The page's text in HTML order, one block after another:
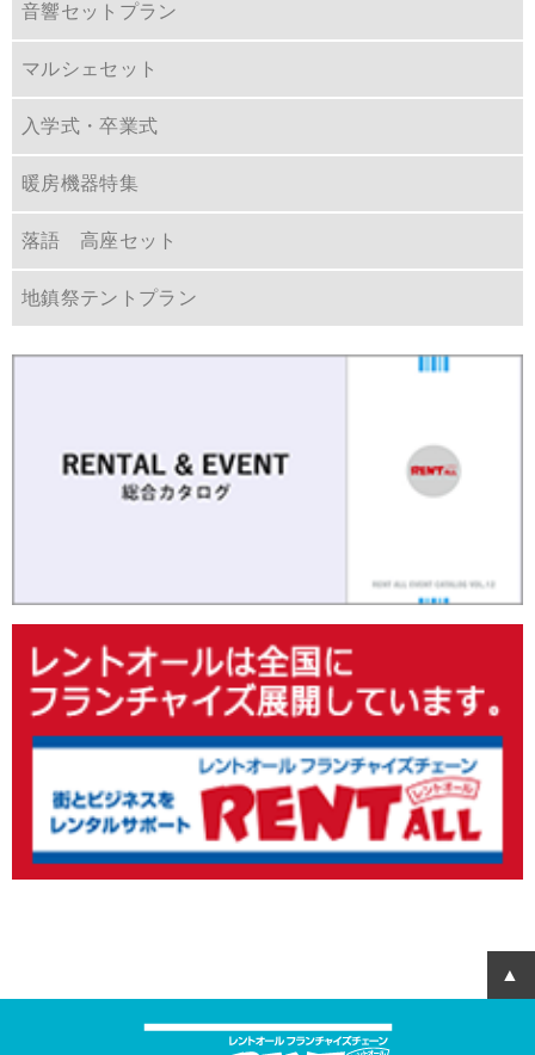
音響セットプラン
マルシェセット
入学式・卒業式
暖房機器特集
落語 高座セット
地鎮祭テントプラン